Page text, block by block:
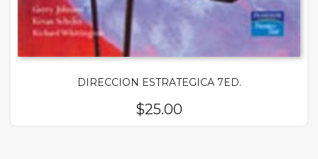
DIRECCION ESTRATEGICA 7ED.
$25.00